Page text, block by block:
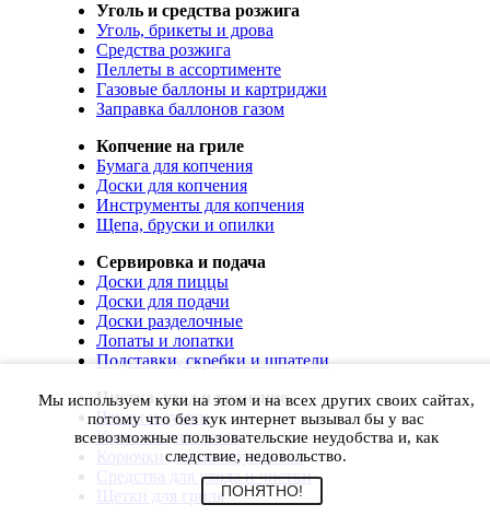
Уголь и средства розжига
Уголь, брикеты и дрова
Средства розжига
Пеллеты в ассортименте
Газовые баллоны и картриджи
Заправка баллонов газом
Копчение на гриле
Бумага для копчения
Доски для копчения
Инструменты для копчения
Щепа, бруски и опилки
Сервировка и подача
Доски для пиццы
Доски для подачи
Доски разделочные
Лопаты и лопатки
Подставки, скребки и шпатели
Чистка, уход и хранение
Чехлы и сумки
Коврики для гриля
Корючки для инструментов
Средства для ухода и чистки
Щетки для гриля
Мы используем куки на этом и на всех других своих сайтах,
потому что без кук интернет вызывал бы у вас
всевозможные пользовательские неудобства и, как
следствие, недовольство.
ПОНЯТНО!